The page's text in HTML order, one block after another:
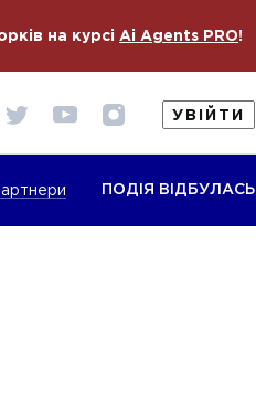
на курсі Ai Agents PRO!
УВІЙТИ
ПОДІЯ ВІДБУЛАСЬ